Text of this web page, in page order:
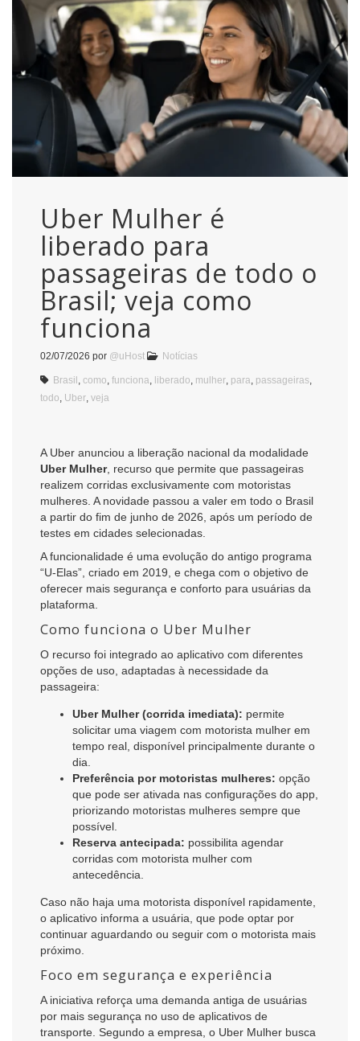
Uber Mulher é
liberado para
passageiras de todo o
Brasil; veja como
funciona
02/07/2026 por @uHost Notícias
Brasil como funciona liberado mulher para passageiras
todo Uber veja
A Uber anunciou a liberação nacional da modalidade
Uber Mulher, recurso que permite que passageiras
realizem corridas exclusivamente com motoristas
mulheres. A novidade passou a valer em todo o Brasil
a partir do fim de junho de 2026, após um período de
testes em cidades selecionadas.
A funcionalidade é uma evolução do antigo programa
“U-Elas”, criado em 2019, e chega com o objetivo de
oferecer mais segurança e conforto para usuárias da
plataforma.
Como funciona o Uber Mulher
O recurso foi integrado ao aplicativo com diferentes
opções de uso, adaptadas à necessidade da
passageira:
Uber Mulher (corrida imediata): permite
solicitar uma viagem com motorista mulher em
tempo real, disponível principalmente durante o
dia.
Preferência por motoristas mulheres: opção
que pode ser ativada nas configurações do app,
priorizando motoristas mulheres sempre que
possível.
Reserva antecipada: possibilita agendar
corridas com motorista mulher com
antecedência.
Caso não haja uma motorista disponível rapidamente,
o aplicativo informa a usuária, que pode optar por
continuar aguardando ou seguir com o motorista mais
próximo.
Foco em segurança e experiência
A iniciativa reforça uma demanda antiga de usuárias
por mais segurança no uso de aplicativos de
transporte. Segundo a empresa, o Uber Mulher busca